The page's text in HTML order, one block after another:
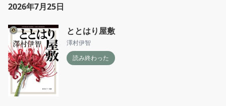
2026年7月25日
ととはり屋敷
澤村伊智
読み終わった